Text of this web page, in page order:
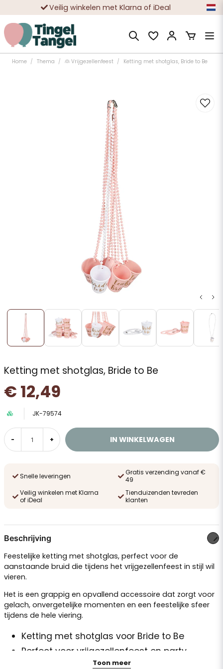
Veilig winkelen met Klarna of iDeal
Tienduizenden tevreden klanten
Home Thema 👰 Vrijgezellenfeest Ketting met shotglas, Bride to Be
Ketting met shotglas, Bride to Be
€ 12,49
JK-79574
- + IN WINKELWAGEN
Snelle leveringen
Gratis verzending vanaf €
49
Veilig winkelen met Klarna
of iDeal
Tienduizenden tevreden
klanten
Beschrijving
Feestelijke ketting met shotglas, perfect voor de
aanstaande bruid die tijdens het vrijgezellenfeest in stijl wil
vieren.
Het is een grappig en opvallend accessoire dat zorgt voor
gelach, onvergetelijke momenten en een feestelijke sfeer
tijdens de hele viering.
Ketting met shotglas voor Bride to Be
Perfect voor vrijgezellenfeest en party
Zorgt voor een speelse en feestelijke sfeer
Toon meer